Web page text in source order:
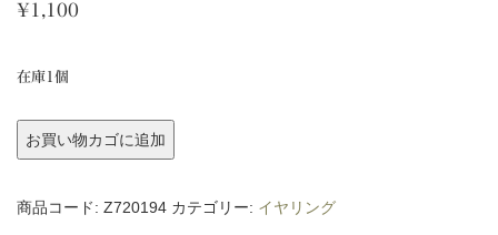
¥1,100
在庫1個
レ
ン
お買い物カゴに追加
商品コード: Z720194 カテゴリー: イヤリング